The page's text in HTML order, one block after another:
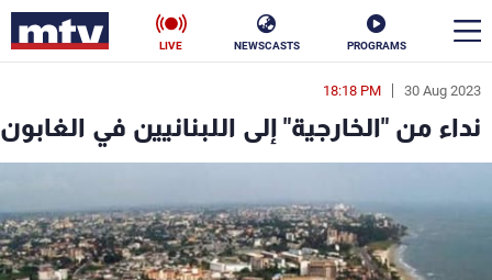
PROGRAMS
NEWSCASTS
LIVE
30 Aug 2023
18:18 PM
نداء من "الخارجية" إلى اللبنانيين في الغابون
en
الأخبار
ناس
فن